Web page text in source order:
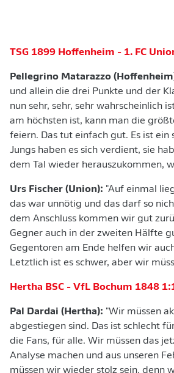
TSG 1899 Hoffenheim - 1. FC
Pellegrino Matarazzo
und allein die drei Punkte und der
nun sehr, sehr, sehr wahrscheinlich
am höchsten ist, kann man die
feiern. Das tut einfach gut. Es ist ein
Jungs haben es sich verdient, sie
dem Tal wieder herauszukommen,
Urs Fischer (Union): "Auf einmal
das war unnötig und das darf so
dem Anschluss kommen wir gut
Gegner auch in der zweiten Hälfte
Gegentoren am Ende helfen wir
Letztlich ist es schwer, aber wir
Hertha BSC - VfL Bochum 1848
Pal Dardai (Hertha): "Wir müssen
abgestiegen sind. Das ist schlecht
die Fans, für alle. Wir müssen das
Analyse machen und aus unseren
müssen wir wieder stolz sein, denn